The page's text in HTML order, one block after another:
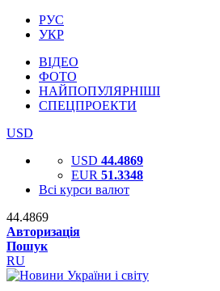
РУС
УКР
ВІДЕО
ФОТО
НАЙПОПУЛЯРНІШІ
СПЕЦПРОЕКТИ
USD
USD 44.4869
EUR 51.3348
Всі курси валют
44.4869
Авторизація
Пошук
RU